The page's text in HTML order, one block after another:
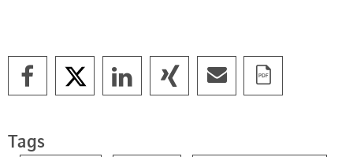
Tags